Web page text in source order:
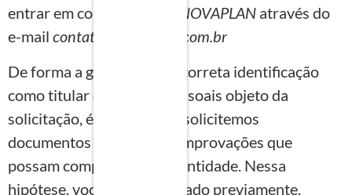
entrar em contato com a
INOVAPLAN através do
e-mail contato@inovaplan.com.br
De forma a garantir a sua correta identificação
como titular dos dados pessoais objeto da
solicitação, é possível que solicitemos
documentos ou demais comprovações que
possam comprovar sua identidade. Nessa
hipótese, você será informado previamente.